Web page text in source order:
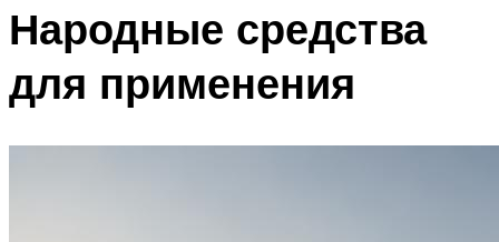
Народные средства
для применения